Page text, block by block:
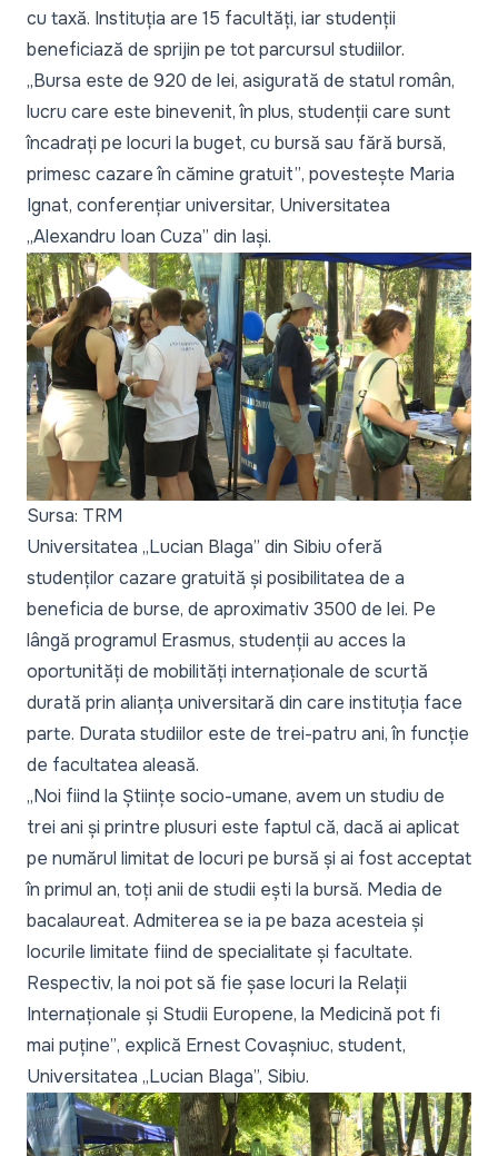
cu taxă. Instituția are 15 facultăți, iar studenții
beneficiază de sprijin pe tot parcursul studiilor.
„Bursa este de 920 de lei, asigurată de statul român,
lucru care este binevenit, în plus, studenții care sunt
încadrați pe locuri la buget, cu bursă sau fără bursă,
primesc cazare în cămine gratuit”, povestește Maria
Ignat, conferențiar universitar, Universitatea
„Alexandru Ioan Cuza” din Iași.
Sursa: TRM
Universitatea „Lucian Blaga” din Sibiu oferă
studenților cazare gratuită și posibilitatea de a
beneficia de burse, de aproximativ 3500 de lei. Pe
lângă programul Erasmus, studenții au acces la
oportunități de mobilități internaționale de scurtă
durată prin alianța universitară din care instituția face
parte. Durata studiilor este de trei-patru ani, în funcție
de facultatea aleasă.
„Noi fiind la Științe socio-umane, avem un studiu de
trei ani și printre plusuri este faptul că, dacă ai aplicat
pe numărul limitat de locuri pe bursă și ai fost acceptat
în primul an, toți anii de studii ești la bursă. Media de
bacalaureat. Admiterea se ia pe baza acesteia și
locurile limitate fiind de specialitate și facultate.
Respectiv, la noi pot să fie șase locuri la Relații
Internaționale și Studii Europene, la Medicină pot fi
mai puține”, explică Ernest Covașniuc, student,
Universitatea „Lucian Blaga”, Sibiu.